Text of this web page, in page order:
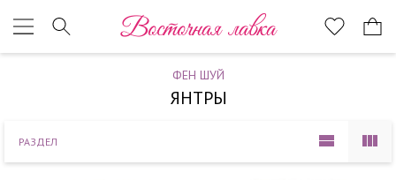
Восточная лавка
ФЕН ШУЙ
ЯНТРЫ
РАЗДЕЛ